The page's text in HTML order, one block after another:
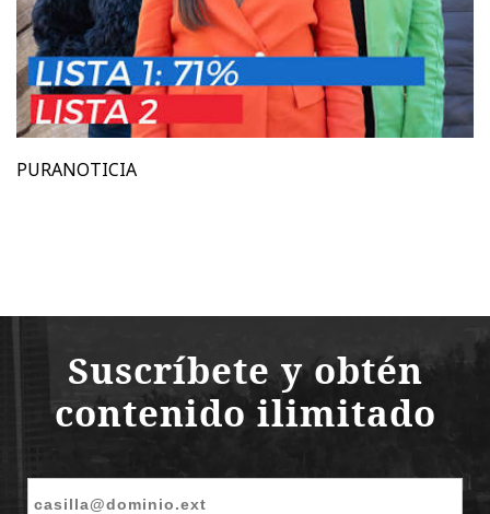
PURANOTICIA